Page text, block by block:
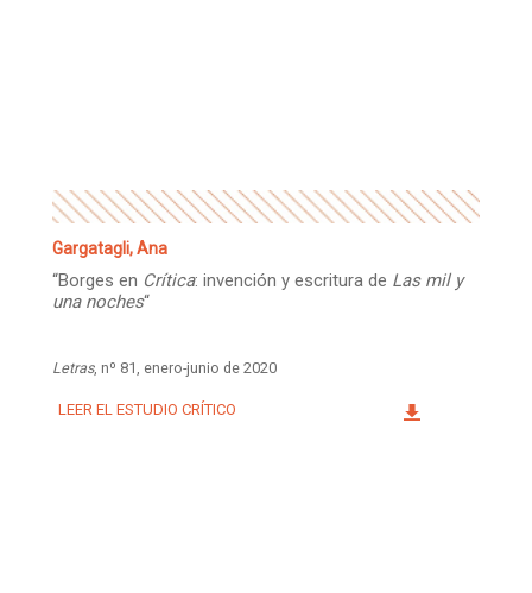
Gargatagli, Ana
“Borges en Crítica: invención y escritura de Las mil y
una noches“
Letras, nº 81, enero-junio de 2020
LEER EL ESTUDIO CRÍTICO